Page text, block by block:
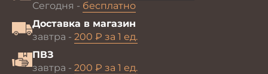
Сегодня - бесплатно
Доставка в магазин
завтра - 200 ₽ за 1 ед.
ПВЗ
завтра - 200 ₽ за 1 ед.